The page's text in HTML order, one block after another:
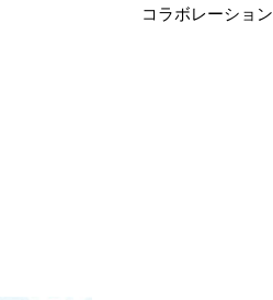
コラボレーション